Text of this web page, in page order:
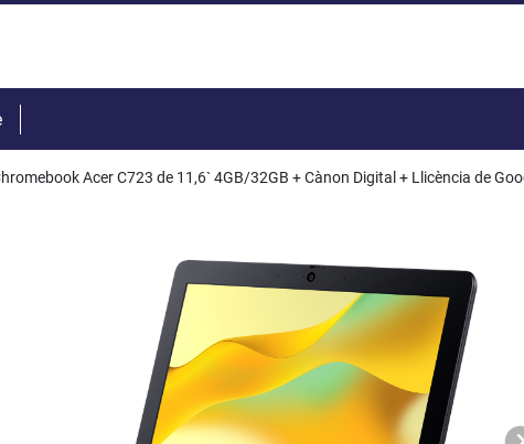
Acer C723 de 11,6` 4GB/32GB + Cànon Digital + Llicència de